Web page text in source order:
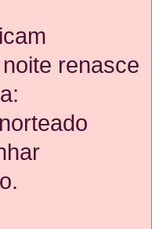
renasce